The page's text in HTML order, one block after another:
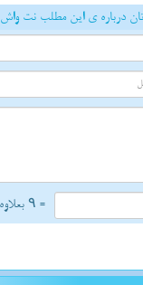
درباره ی این مطلب نت واش
= ۹ بعلاوه ۲